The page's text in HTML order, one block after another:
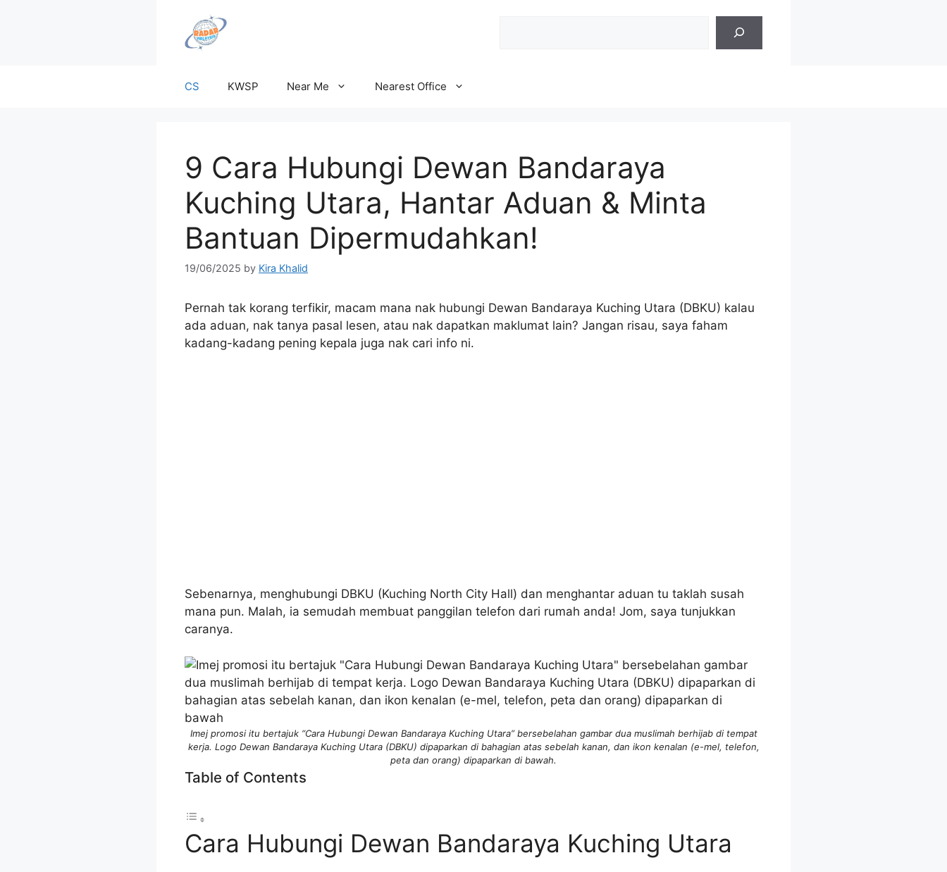
CS KWSP Near Me Nearest Office
9 Cara Hubungi Dewan Bandaraya
Kuching Utara, Hantar Aduan & Minta
Bantuan Dipermudahkan!
19/06/2025 by Kira Khalid
Pernah tak korang terfikir, macam mana nak hubungi Dewan Bandaraya Kuching Utara (DBKU) kalau
ada aduan, nak tanya pasal lesen, atau nak dapatkan maklumat lain? Jangan risau, saya faham
kadang-kadang pening kepala juga nak cari info ni.
Sebenarnya, menghubungi DBKU (Kuching North City Hall) dan menghantar aduan tu taklah susah
mana pun. Malah, ia semudah membuat panggilan telefon dari rumah anda! Jom, saya tunjukkan
caranya.
Imej promosi itu bertajuk “Cara Hubungi Dewan Bandaraya Kuching Utara” bersebelahan gambar dua muslimah berhijab di tempat
kerja. Logo Dewan Bandaraya Kuching Utara (DBKU) dipaparkan di bahagian atas sebelah kanan, dan ikon kenalan (e-mel, telefon,
peta dan orang) dipaparkan di bawah.
Table of Contents
Cara Hubungi Dewan Bandaraya Kuching Utara